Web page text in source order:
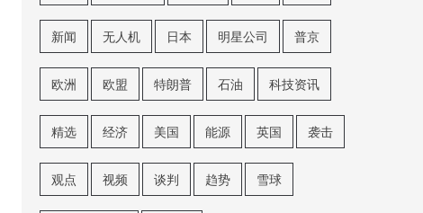
新闻 无人机 日本 明星公司 普京
欧洲 欧盟 特朗普 石油 科技资讯
精选 经济 美国 能源 英国 袭击
观点 视频 谈判 趋势 雪球